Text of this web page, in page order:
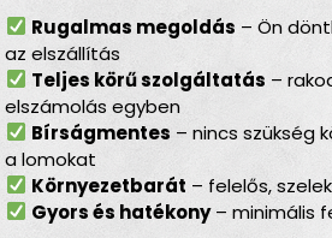
Rugalmas megoldás – Ön
az elszállítás
Teljes körű szolgáltatás –
elszámolás egyben
Bírságmentes – nincs szükség
a lomokat
Környezetbarát – felelős,
Gyors és hatékony– minimális